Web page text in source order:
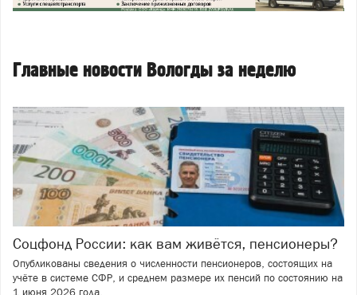
Главные новости Вологды за неделю
Соцфонд России: как вам живётся, пенсионеры?
Опубликованы сведения о численности пенсионеров, состоящих на
учёте в системе СФР, и среднем размере их пенсий по состоянию на
1 июня 2026 года.